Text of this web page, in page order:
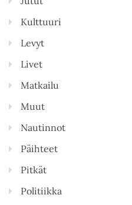
Kulttuuri
Levyt
Livet
Matkailu
Muut
Nautinnot
Päihteet
Pitkät
Politiikka